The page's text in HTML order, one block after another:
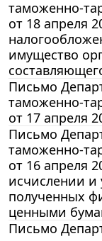
таможенно-
от 18 апреля
имущество
Письмо
таможенно-
от 17 апреля
Письмо
таможенно-
от 16 апреля
исчислении и
полученных
ценными
Письмо